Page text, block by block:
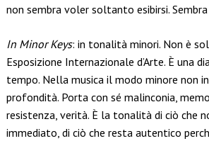
non sembra voler soltanto esibirsi.
In Minor Keys: in tonalità minori. Non è
Esposizione Internazionale d’Arte. È una
tempo. Nella musica il modo minore non
profondità. Porta con sé malinconia,
resistenza, verità. È la tonalità di ciò che
immediato, di ciò che resta autentico